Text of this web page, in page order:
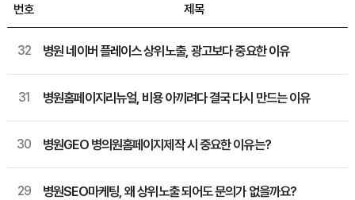
번호 제목
32 병원 네이버 플레이스 상위노출, 광고보다 중요한 이유
31 병원홈페이지리뉴얼, 비용 아끼려다 결국 다시 만드는 이유
30 병원GEO 병의원홈페이지제작 시 중요한 이유는?
29 병원SEO마케팅, 왜 상위노출 되어도 문의가 없을까요?